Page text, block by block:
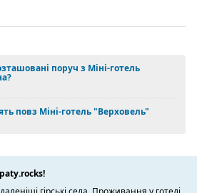
поруч з Міні-готель
повз Міні-готель "Верховель"